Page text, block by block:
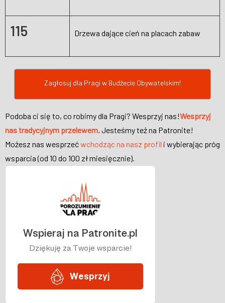
115 Drzewa dające cień na placach zabaw
Zagłosuj dla Pragi w Budżecie Obywatelskim!
Podoba ci się to, co robimy dla Pragi? Wesprzyj nas!Wesprzyj
nas tradycyjnym przelewem.Jesteśmy też na Patronite!
Możesz nas wesprzećwchodząc na nasz profil i wybierając próg
wsparcia (od 10 do 100 zł miesięcznie).